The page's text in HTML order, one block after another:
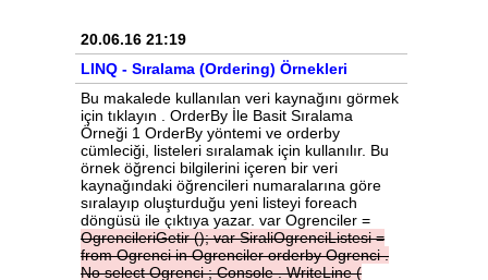
20.06.16 21:19
LINQ - Sıralama (Ordering) Örnekleri
Bu makalede kullanılan veri kaynağını görmek
için tıklayın . OrderBy İle Basit Sıralama
Örneği 1 OrderBy yöntemi ve orderby
cümleciği, listeleri sıralamak için kullanılır. Bu
örnek öğrenci bilgilerini içeren bir veri
kaynağındaki öğrencileri numaralarına göre
sıralayıp oluşturduğu yeni listeyi foreach
döngüsü ile çıktıya yazar. var Ogrenciler =
OgrencileriGetir();varSiraliOgrenciListesi=
fromOgrenciinOgrencilerorderbyOgrenci.
NoselectOgrenci;Console.WriteLine(